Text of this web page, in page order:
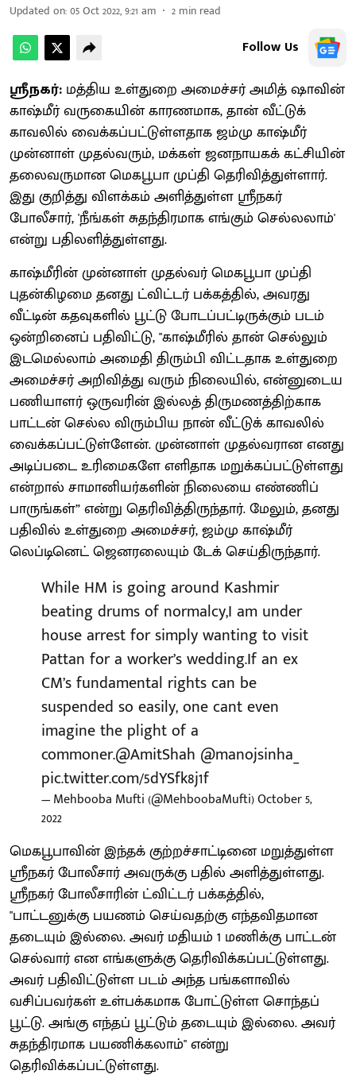
Updated on:05 Oct 2022, 9:21 am 2 min read
Follow Us
ஸ்ரீநகர்: மத்திய உள்துறை அமைச்சர் அமித் ஷாவின்
காஷ்மீர் வருகையின் காரணமாக, தான் வீட்டுக்
காவலில் வைக்கப்பட்டுள்ளதாக ஜம்மு காஷ்மீர்
முன்னாள் முதல்வரும், மக்கள் ஜனநாயகக் கட்சியின்
தலைவருமான மெகபூபா முப்தி தெரிவித்துள்ளார்.
இது குறித்து விளக்கம் அளித்துள்ள ஸ்ரீநகர்
போலீசார், 'நீங்கள் சுதந்திரமாக எங்கும் செல்லலாம்'
என்று பதிலளித்துள்ளது.
காஷ்மீரின் முன்னாள் முதல்வர் மெகபூபா முப்தி
புதன்கிழமை தனது ட்விட்டர் பக்கத்தில், அவரது
வீட்டின் கதவுகளில் பூட்டு போடப்பட்டிருக்கும் படம்
ஒன்றினைப் பதிவிட்டு, "காஷ்மீரில் தான் செல்லும்
இடமெல்லாம் அமைதி திரும்பி விட்டதாக உள்துறை
அமைச்சர் அறிவித்து வரும் நிலையில், என்னுடைய
பணியாளர் ஒருவரின் இல்லத் திருமணத்திற்காக
பாட்டன் செல்ல விரும்பிய நான் வீட்டுக் காவலில்
வைக்கப்பட்டுள்ளேன். முன்னாள் முதல்வரான எனது
அடிப்படை உரிமைகளே எளிதாக மறுக்கப்பட்டுள்ளது
என்றால் சாமானியர்களின் நிலையை எண்ணிப்
பாருங்கள்” என்று தெரிவித்திருந்தார். மேலும், தனது
பதிவில் உள்துறை அமைச்சர், ஜம்மு காஷ்மீர்
லெப்டினெட் ஜெனரலையும் டேக் செய்திருந்தார்.
While HM is going around Kashmir
beating drums of normalcy,I am under
house arrest for simply wanting to visit
Pattan for a worker’s wedding.If an ex
CM’s fundamental rights can be
suspended so easily, one cant even
imagine the plight of a
commoner.@AmitShah @manojsinha_
pic.twitter.com/5dYSfk8j1f
— Mehbooba Mufti (@MehboobaMufti)October 5,
2022
மெகபூபாவின் இந்தக் குற்றச்சாட்டினை மறுத்துள்ள
ஸ்ரீநகர் போலீசார் அவருக்கு பதில் அளித்துள்ளது.
ஸ்ரீநகர் போலீசாரின் ட்விட்டர் பக்கத்தில்,
"பாட்டனுக்கு பயணம் செய்வதற்கு எந்தவிதமான
தடையும் இல்லை. அவர் மதியம் 1 மணிக்கு பாட்டன்
செல்வார் என எங்களுக்கு தெரிவிக்கப்பட்டுள்ளது.
அவர் பதிவிட்டுள்ள படம் அந்த பங்களாவில்
வசிப்பவர்கள் உள்பக்கமாக போட்டுள்ள சொந்தப்
பூட்டு. அங்கு எந்தப் பூட்டும் தடையும் இல்லை. அவர்
சுதந்திரமாக பயணிக்கலாம்" என்று
தெரிவிக்கப்பட்டுள்ளது.